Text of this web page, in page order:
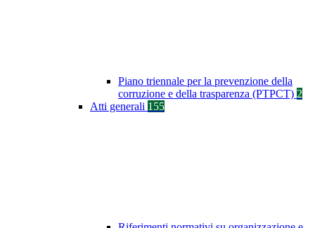
Piano triennale per la prevenzione della
corruzione e della trasparenza (PTPCT) 2
Atti generali 155